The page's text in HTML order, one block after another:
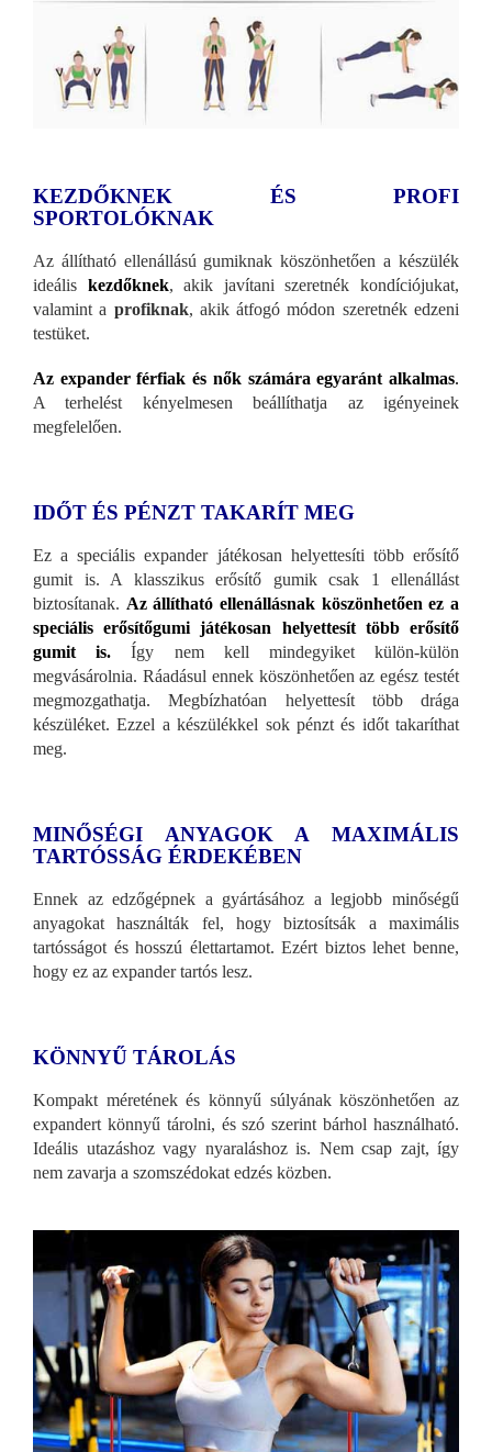
KEZDŐKNEK ÉS PROFI
SPORTOLÓKNAK
Az állítható ellenállású gumiknak köszönhetően a készülék
ideális kezdőknek, akik javítani szeretnék kondíciójukat,
valamint a profiknak, akik átfogó módon szeretnék edzeni
testüket.
Az expander férfiak és nők számára egyaránt alkalmas.
A terhelést kényelmesen beállíthatja az igényeinek
megfelelően.
IDŐT ÉS PÉNZT TAKARÍT MEG
Ez a speciális expander játékosan helyettesíti több erősítő
gumit is. A klasszikus erősítő gumik csak 1 ellenállást
biztosítanak. Az állítható ellenállásnak köszönhetően ez a
speciális erősítőgumi játékosan helyettesít több erősítő
gumit is.Így nem kell mindegyiket külön-külön
megvásárolnia. Ráadásul ennek köszönhetően az egész testét
megmozgathatja. Megbízhatóan helyettesít több drága
készüléket. Ezzel a készülékkel sok pénzt és időt takaríthat
meg.
MINŐSÉGI ANYAGOK A MAXIMÁLIS
TARTÓSSÁG ÉRDEKÉBEN
Ennek az edzőgépnek a gyártásához a legjobb minőségű
anyagokat használták fel, hogy biztosítsák a maximális
tartósságot és hosszú élettartamot. Ezért biztos lehet benne,
hogy ez az expander tartós lesz.
KÖNNYŰ TÁROLÁS
Kompakt méretének és könnyű súlyának köszönhetően az
expandert könnyű tárolni, és szó szerint bárhol használható.
Ideális utazáshoz vagy nyaraláshoz is. Nem csap zajt, így
nem zavarja a szomszédokat edzés közben.